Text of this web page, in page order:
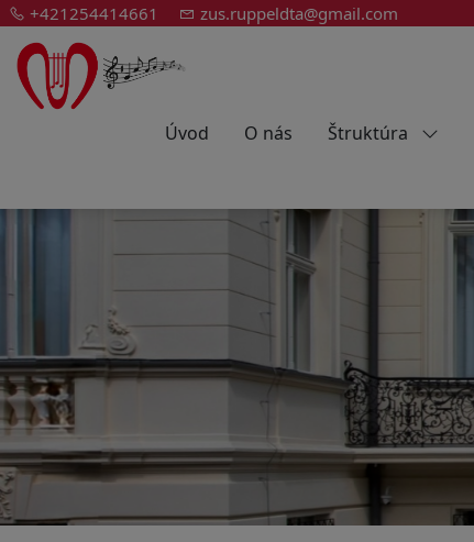
+421254414661 zus.ruppeldta@gmail.com
Úvod O nás Štruktúra